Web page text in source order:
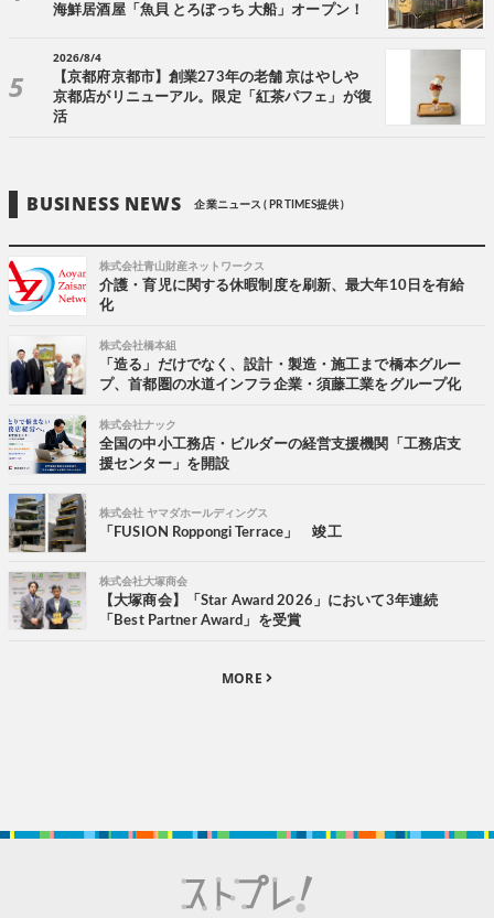
海鮮居酒屋「魚貝 とろぼっち 大船」オープン！
2026/8/4
【京都府京都市】創業273年の老舗 京はやしや
京都店がリニューアル。限定「紅茶パフェ」が復
活
BUSINESS NEWS 企業ニュース ( PR TIMES提供 )
株式会社青山財産ネットワークス
介護・育児に関する休暇制度を刷新、最大年10日を有給
化
株式会社橋本組
「造る」だけでなく、設計・製造・施工まで橋本グルー
プ、首都圏の水道インフラ企業・須藤工業をグループ化
株式会社ナック
全国の中小工務店・ビルダーの経営支援機関「工務店支
援センター」を開設
株式会社 ヤマダホールディングス
「FUSION Roppongi Terrace」 竣工
株式会社大塚商会
【大塚商会】「Star Award 2026」において3年連続
「Best Partner Award」を受賞
MORE